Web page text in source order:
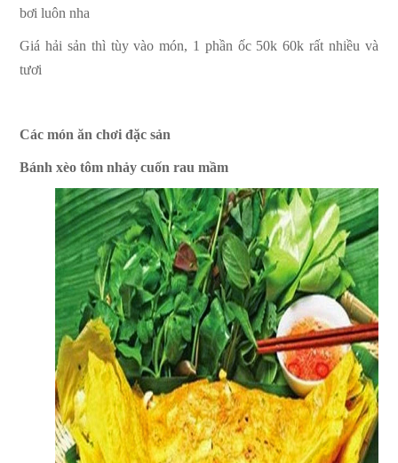
bơi luôn nha
Giá hải sản thì tùy vào món, 1 phần ốc 50k 60k rất nhiều và
tươi
Các món ăn chơi đặc sản
Bánh xèo tôm nhảy cuốn rau mầm